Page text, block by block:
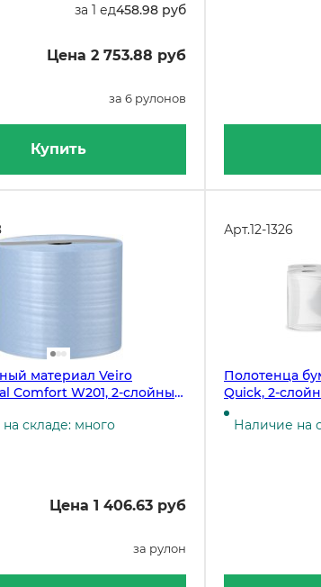
за 1 ед458.98 руб
Цена 2 753.88 руб
за 6 рулонов
Купить
материал Veiro
Comfort W201, 2-слойный,
листов, 2 рулона в
складе: много
Цена 1 406.63 руб
за рулон
Арт.12-1326
Полотенца
Quick, 2-
рулоне, 6
Наличие на